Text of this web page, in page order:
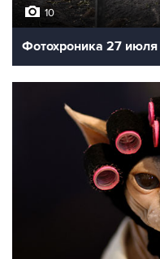
10
Фотохроника 27 июля